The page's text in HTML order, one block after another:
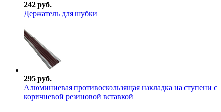
242 руб.
Держатель для шубки
295 руб.
Алюминиевая противоскользящая накладка на ступени с
коричневой резиновой вставкой